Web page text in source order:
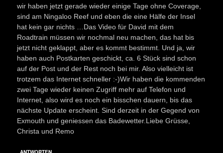
wir haben jetzt gerade wieder einige Tage ohne Coverage,
sind am Ningaloo Reef und eben die eine Hälfe der Insel
hat kein gar nichts …Das Video für David mit dem
Roadtrain müssen wir nochmal neu machen, das hat bis
jetzt nicht geklappt, aber es kommt bestimmt. Und ja, wir
haben auch Postkarten geschickt, ca. 6 Stück sind schon
auf der Post und der Rest noch bei mir. Also vielleicht ist
trotzem das Internet schneller :-)Wir haben die kommenden
zwei Tage wieder keinen Zugriff mehr auf Telefon und
Internet, also wird es noch ein bisschen dauern, bis das
nächste Update erscheint. Sind derzeit in der Gegend von
Exmouth und geniessen das Badewetter.Liebe Grüsse,
Christa und Remo